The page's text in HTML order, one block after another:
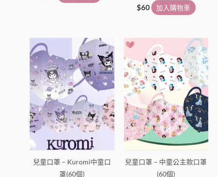
$60 加入購物車
兒童口罩 – Kuromi中童口
罩(60個)
兒童口罩 – 中童公主款口罩
(60個)